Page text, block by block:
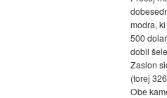
modra,
500
dobil
Zaslon
(torej
Obe